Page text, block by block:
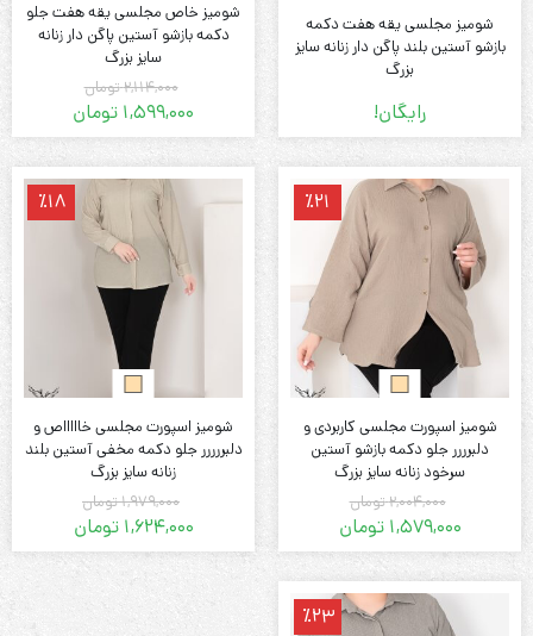
شومیز مجلسی یقه هفت دکمه
بازشو آستین بلند پاگن دار زنانه سایز
بزرگ
رایگان!
شومیز خاص مجلسی یقه هفت جلو
دکمه بازشو آستین پاگن دار زنانه
سایز بزرگ
2,114,000تومان
قیمت
اصلی:
2,114,000 تومان
بود.
1,599,000 تومان
قیمت
فعلی:
1,599,000 تومان.
٪21
شومیز اسپورت مجلسی کاربردی و
دلبرررر جلو دکمه بازشو آستین
سرخود زنانه سایز بزرگ
2,004,000تومان
قیمت
اصلی:
2,004,000 تومان
بود.
1,579,000 تومان
قیمت
فعلی:
1,579,000 تومان.
٪18
شومیز اسپورت مجلسی خاااااص و
دلبررررر جلو دکمه مخفی آستین بلند
زنانه سایز بزرگ
1,979,000تومان
قیمت
1,624,000 تومان
قیمت
٪23